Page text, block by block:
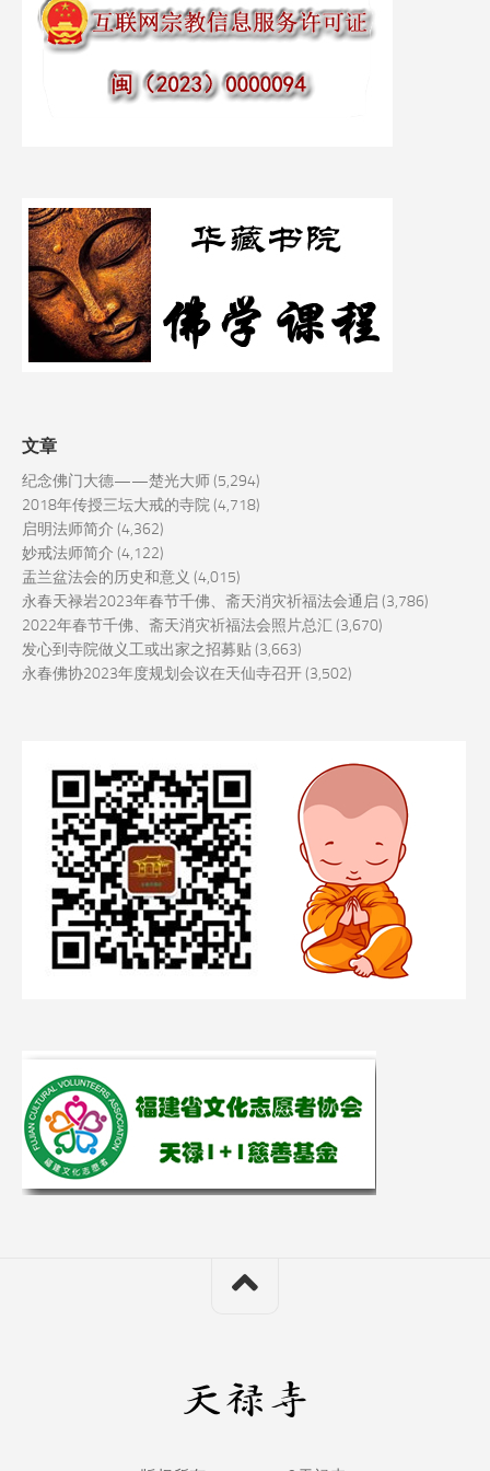
文章
纪念佛门大德——楚光大师 (5,294)
2018年传授三坛大戒的寺院(4,718)
启明法师简介 (4,362)
妙戒法师简介 (4,122)
盂兰盆法会的历史和意义 (4,015)
永春天禄岩2023年春节千佛、斋天消灾祈福法会通启 (3,786)
2022年春节千佛、斋天消灾祈福法会照片总汇(3,670)
发心到寺院做义工或出家之招募贴(3,663)
永春佛协2023年度规划会议在天仙寺召开(3,502)